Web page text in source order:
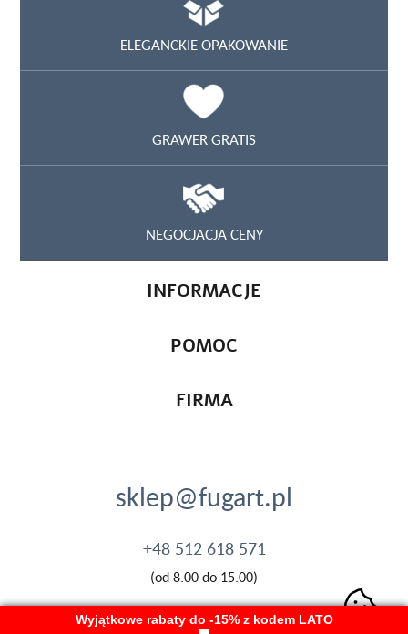
Wyjątkowe rabaty do -15% z kodem LATO
ELEGANCKIE OPAKOWANIE
GRAWER GRATIS
NEGOCJACJA CENY
INFORMACJE
POMOC
FIRMA
sklep@fugart.pl
+48 512 618 571
(od 8.00 do 15.00)